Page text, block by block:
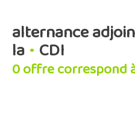
alternance
la • CDI
0 offre correspond